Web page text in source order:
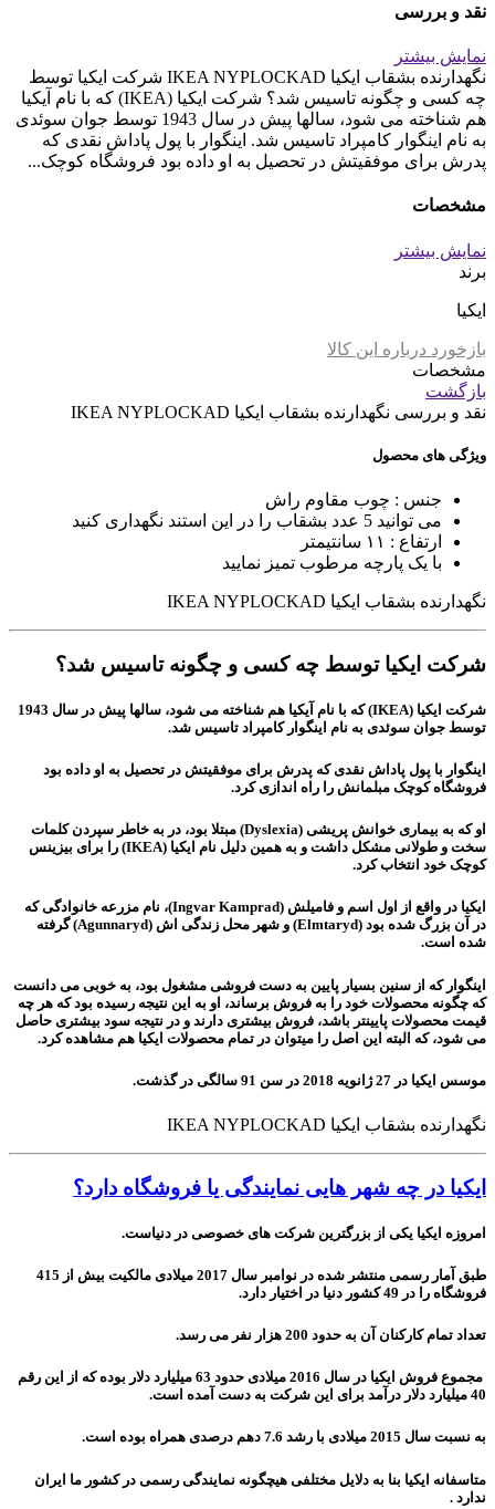
نقد و بررسی
نمایش بیشتر
نگهدارنده بشقاب ایکیا IKEA NYPLOCKAD شرکت ایکیا توسط
چه کسی و چگونه تاسیس شد؟ شرکت ایکیا (IKEA) که با نام آیکیا
هم شناخته می شود، سالها پیش در سال 1943 توسط جوان سوئدی
به نام اینگوار کامپراد تاسیس شد. اینگوار با پول پاداش نقدی که
پدرش برای موفقیتش در تحصیل به او داده بود فروشگاه کوچک...
مشخصات
نمایش بیشتر
برند
ایکیا
بازخورد درباره این کالا
مشخصات
بازگشت
نقد و بررسی نگهدارنده بشقاب ایکیا IKEA NYPLOCKAD
ویژگی های محصول
جنس : چوب مقاوم راش
می توانید 5 عدد بشقاب را در این استند نگهداری کنید
ارتفاع : ١١ سانتیمتر
با یک پارچه مرطوب تمیز نمایید
نگهدارنده بشقاب ایکیا IKEA NYPLOCKAD
شرکت ایکیا توسط چه کسی و چگونه تاسیس شد؟
شرکت ایکیا (IKEA) که با نام آیکیا هم شناخته می شود، سالها پیش در سال 1943
توسط جوان سوئدی به نام اینگوار کامپراد تاسیس شد.
اینگوار با پول پاداش نقدی که پدرش برای موفقیتش در تحصیل به او داده بود
فروشگاه کوچک مبلمانش را راه اندازی کرد.
او که به بیماری خوانش پریشی (Dyslexia) مبتلا بود، در به خاطر سپردن کلمات
سخت و طولانی مشکل داشت و به همین دلیل نام ایکیا (IKEA) را برای بیزینس
کوچک خود انتخاب کرد.
ایکیا در واقع از اول اسم و فامیلش ( Ingvar K
amprad)، نام مزرعه خانوادگی که
در آن بزرگ شده بود (
Elmtaryd) و شهر محل زندگی اش ( Agunnaryd) گرفته
شده است.
اینگوار که از سنین بسیار پایین به دست فروشی مشغول بود، به خوبی می دانست
که چگونه محصولات خود را به فروش برساند، او به این نتیجه رسیده بود که هر چه
قیمت محصولات پایینتر باشد، فروش بیشتری دارند و در نتیجه سود بیشتری حاصل
می شود، که البته این اصل را میتوان در تمام محصولات ایکیا هم مشاهده کرد.
موسس ایکیا در 27 ژانویه 2018 در سن 91 سالگی در گذشت.
نگهدارنده بشقاب ایکیا IKEA NYPLOCKAD
ایکیا در چه شهر هایی نمایندگی یا فروشگاه دارد؟
امروزه ایکیا یکی از بزرگترین شرکت های خصوصی در دنیاست.
طبق آمار رسمی منتشر شده در نوامبر سال 2017 میلادی مالکیت بیش از 415
فروشگاه را در 49 کشور دنیا در اختیار دارد.
تعداد تمام کارکنان آن به حدود 200 هزار نفر می رسد.
مجموع فروش ایکیا در سال 2016 میلادی حدود 63 میلیارد دلار بوده که از این رقم
40 میلیارد دلار درآمد برای این شرکت به دست آمده است.
به نسبت سال 2015 میلادی با رشد 7.6 دهم درصدی همراه بوده است.
متاسفانه ایکیا بنا به دلایل مختلفی هیچگونه نمایندگی رسمی در کشور ما ایران
ندارد .